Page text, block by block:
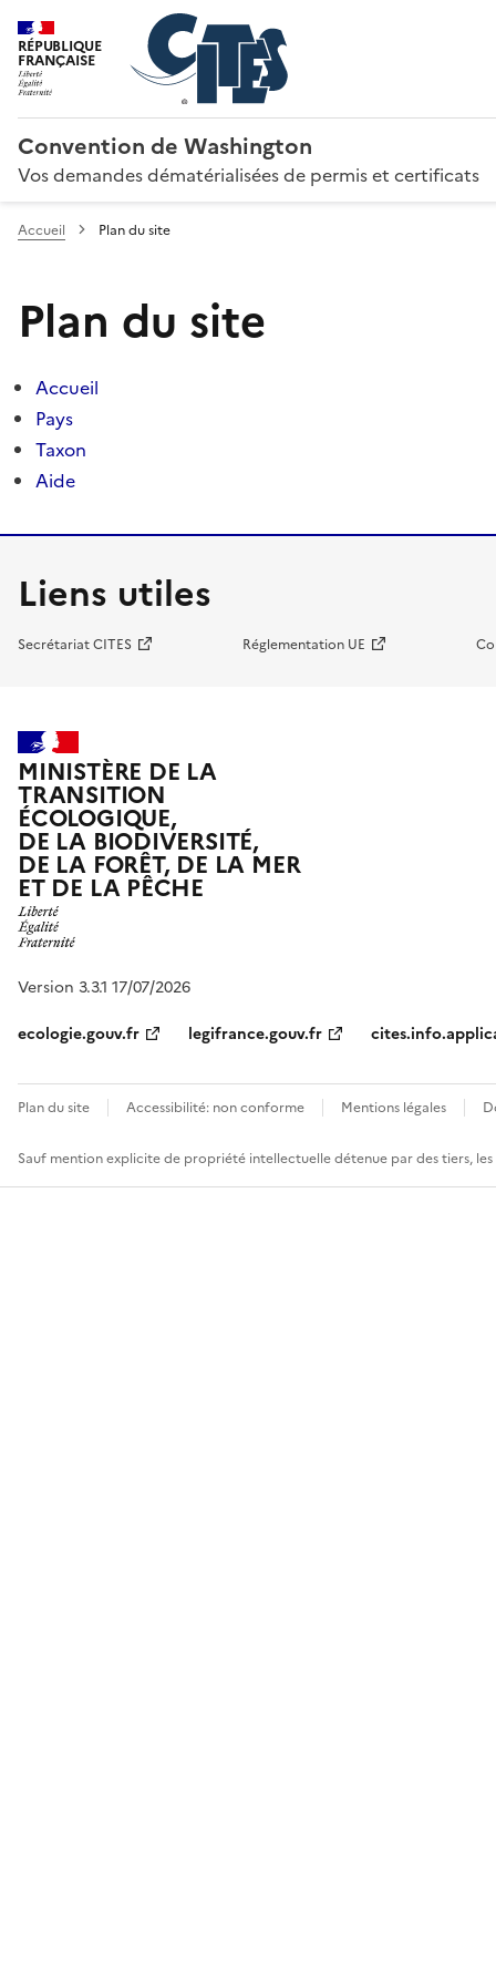
RÉPUBLIQUE
FRANÇAISE
Convention de Washington
Vos demandes dématérialisées de permis et certificats
Accueil Plan du site
Plan du site
Accueil
Pays
Taxon
Aide
Liens utiles
Secrétariat CITES Réglementation UE
MINISTÈRE DE LA
TRANSITION
ÉCOLOGIQUE,
DE LA BIODIVERSITÉ,
DE LA FORÊT, DE LA MER
ET DE LA PÊCHE
Version 3.3.1 17/07/2026
ecologie.gouv.fr
legifrance.gouv.fr
Plan du site Accessibilité: non conforme Mentions légales
Sauf mention explicite de propriété intellectuelle détenue par des tiers,